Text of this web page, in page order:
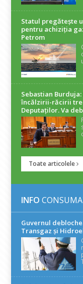
Statul pregătește
pentru achiziția
Petrom
Sebastian
încălzirii-răcirii
Deputaților. Va
Toate articolele
INFO
Guvernul
Transgaz și